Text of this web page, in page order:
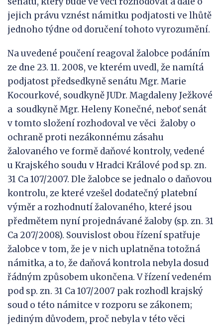
jejich právu vznést námitku podjatosti ve lhůtě
jednoho týdne od doručení tohoto vyrozumění.
Na uvedené poučení reagoval žalobce podáním
ze dne 23. 11. 2008, ve kterém uvedl, že namítá
podjatost předsedkyně senátu Mgr. Marie
Kocourkové, soudkyně JUDr. Magdaleny Ježkové
a soudkyně Mgr. Heleny Konečné, neboť senát
v tomto složení rozhodoval ve věci žaloby o
ochraně proti nezákonnému zásahu
žalovaného ve formě daňové kontroly, vedené
u Krajského soudu v Hradci Králové pod sp. zn.
31 Ca 107/2007. Dle žalobce se jednalo o daňovou
kontrolu, ze které vzešel dodatečný platební
výměr a rozhodnutí žalovaného, které jsou
předmětem nyní projednávané žaloby (sp. zn. 31
Ca 207/2008). Souvislost obou řízení spatřuje
žalobce v tom, že je v nich uplatněna totožná
námitka, a to, že daňová kontrola nebyla dosud
řádným způsobem ukončena. V řízení vedeném
pod sp. zn. 31 Ca 107/2007 pak rozhodl krajský
soud o této námitce v rozporu se zákonem;
jediným důvodem, proč nebyla v této věci